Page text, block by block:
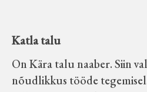
Katla talu
On Kära talu naaber. Siin
nõudlikkus tööde